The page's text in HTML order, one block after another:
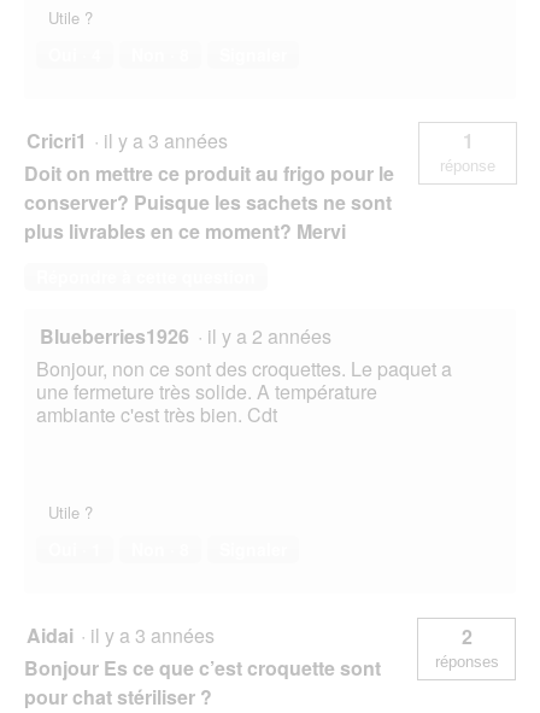
Utile ?
Cricri1 · il y a 3 années
Doit on mettre ce produit au frigo pour le
conserver? Puisque les sachets ne sont
plus livrables en ce moment? Mervi
1
réponse
Blueberries1926 · il y a 2 années
Bonjour, non ce sont des croquettes. Le paquet a
une fermeture très solide. A température
ambiante c'est très bien. Cdt
Utile ?
Aidai · il y a 3 années
Bonjour Es ce que c’est croquette sont
pour chat stériliser ?
2
réponses